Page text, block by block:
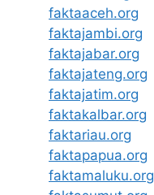
faktaaceh.org
faktajambi.org
faktajabar.org
faktajateng.org
faktajatim.org
faktakalbar.org
faktariau.org
faktapapua.org
faktamaluku.org